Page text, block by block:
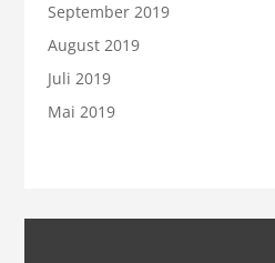
September 2019
August 2019
Juli 2019
Mai 2019